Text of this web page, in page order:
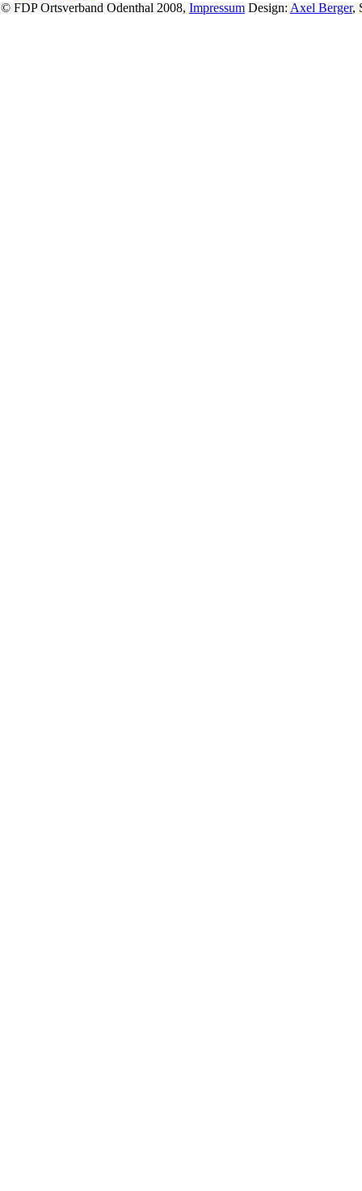
© FDP Ortsverband Odenthal 2008, Impressum Design: Axel Berger,